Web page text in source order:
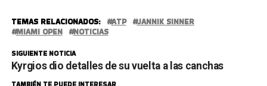
TEMAS RELACIONADOS: ATP
JANNIK SINNER
MIAMI OPEN
NOTICIAS
SIGUIENTE NOTICIA
Kyrgios dio detalles de su vuelta a las canchas